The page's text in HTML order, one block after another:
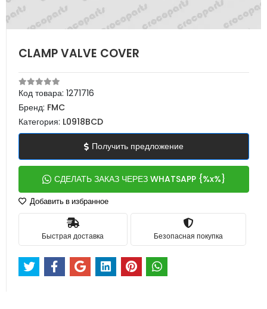
CLAMP VALVE COVER
Код товара: 1271716
Бренд: FMC
Категория: L0918BCD
Получить предложение
СДЕЛАТЬ ЗАКАЗ ЧЕРЕЗ WHATSAPP {%x%}
Добавить в избранное
Быстрая доставка Безопасная покупка